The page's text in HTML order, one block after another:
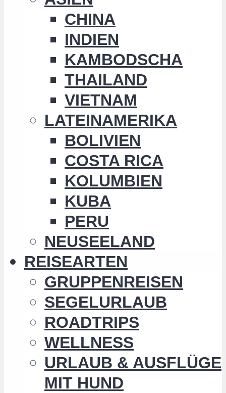
CHINA
INDIEN
KAMBODSCHA
THAILAND
VIETNAM
LATEINAMERIKA
BOLIVIEN
COSTA RICA
KOLUMBIEN
KUBA
PERU
NEUSEELAND
REISEARTEN
GRUPPENREISEN
SEGELURLAUB
ROADTRIPS
WELLNESS
URLAUB & AUSFLÜGE
MIT HUND